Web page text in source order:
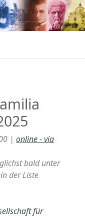
| online - via
bald unter
der Liste
für